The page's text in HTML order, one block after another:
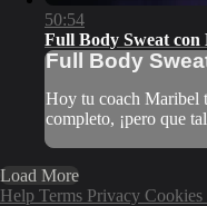
50:54
Full Body Sweat
Full Body
Hoy tu coach Maribel
completo, ¡pero que
Load More
Help Terms Privacy Cookies